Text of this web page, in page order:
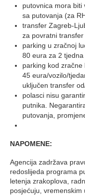
putovnica mora biti
sa putovanja (za
transfer Zagreb-
za povratni
parking u zračnoj
80 eura za 2 tjedna
parking kod zračne
45 eura/vozilo/
uključen transfer
polasci nisu
putnika.
putovanja,
NAPOMENE:
Agencija zadržava
redoslijeda programa
letenja zrakoplova,
posjećuju, vremenskim